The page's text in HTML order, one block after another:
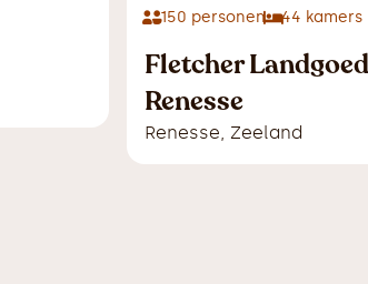
150 personen 44 kamers
Fletcher
Renesse
Renesse, Zeeland